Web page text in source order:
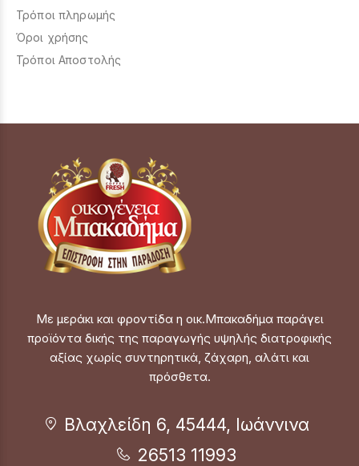
Τρόποι πληρωμής
Όροι χρήσης
Τρόποι Αποστολής
Με μεράκι και φροντίδα η οικ.Μπακαδήμα παράγει
προϊόντα δικής της παραγωγής υψηλής διατροφικής
αξίας χωρίς συντηρητικά, ζάχαρη, αλάτι και
πρόσθετα.
Βλαχλείδη 6, 45444, Ιωάννινα
26513 11993